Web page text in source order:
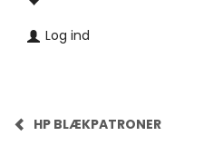
Log ind
HP BLÆKPATRONER